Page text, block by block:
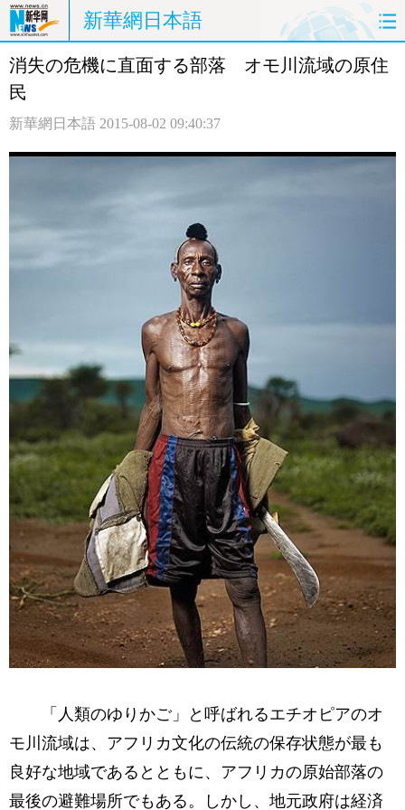
新華網日本語
ホームページ 政治 経済
観光 評論 写真
消失の危機に直面する部落 オモ川流域の原住
民
新華網日本語 2015-08-02 09:40:37
「人類のゆりかご」と呼ばれるエチオピアのオ
モ川流域は、アフリカ文化の伝統の保存状態が最も
良好な地域であるとともに、アフリカの原始部落の
最後の避難場所でもある。しかし、地元政府は経済